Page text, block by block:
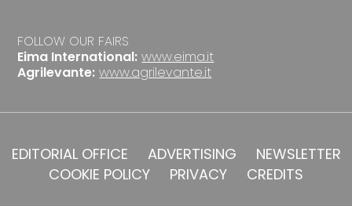
FOLLOW OUR FAIRS
Eima International: www.eima.it
Agrilevante: www.agrilevante.it
EDITORIAL OFFICE ADVERTISING
NEWSLETTER
COOKIE POLICY
PRIVACY CREDITS